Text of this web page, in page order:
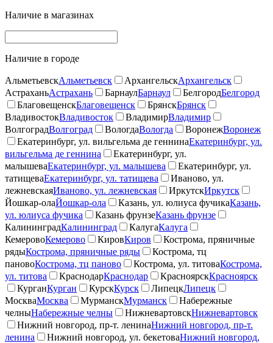
Наличие в магазинах
Наличие в городе
АльметьевскАльметьевск АрхангельскАрхангельск
АстраханьАстрахань БарнаулБарнаул БелгородБелгород
БлаговещенскБлаговещенск БрянскБрянск
ВладивостокВладивосток ВладимирВладимир
ВолгоградВолгоград ВологдаВологда ВоронежВоронеж
Екатеринбург, ул. вильгельма де геннинаЕкатеринбург, ул.
вильгельма де геннина
Екатеринбург, ул.
малышеваЕкатеринбург, ул. малышева
Екатеринбург, ул.
татищеваЕкатеринбург, ул. татищева
Иваново, ул.
лежневскаяИваново, ул. лежневская ИркутскИркутск
Йошкар-олаЙошкар-ола Казань, ул. юлиуса фучикаКазань,
ул. юлиуса фучика
Казань фрунзеКазань фрунзе
КалининградКалининград КалугаКалуга
КемеровоКемерово КировКиров
Кострома, пряничные
рядыКострома, пряничные ряды
Кострома, тц
пановоКострома, тц паново Кострома, ул. титоваКострома,
ул. титова
КраснодарКраснодар КрасноярскКрасноярск
КурганКурган КурскКурск ЛипецкЛипецк
МоскваМосква МурманскМурманск
Набережные
челныНабережные челны НижневартовскНижневартовск
Нижний новгород, пр-т. ленинаНижний новгород, пр-т.
ленина
Нижний новгород, ул. бекетоваНижний новгород,